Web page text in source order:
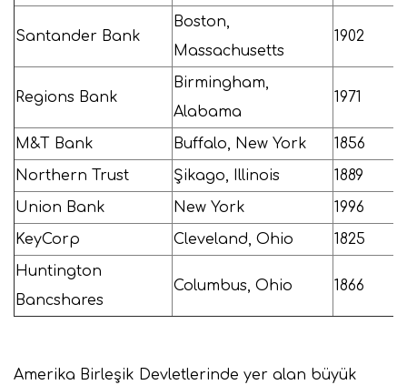
Santander Bank
Boston,
Massachusetts
1902
Regions Bank
Birmingham,
Alabama
1971
M&T Bank Buffalo, New York
1856
Northern Trust
Şikago, Illinois
1889
Union Bank
New York
1996
KeyCorp
Cleveland, Ohio
1825
Huntington
Bancshares
Columbus, Ohio 1866
Amerika Birleşik Devletlerinde yer alan büyük